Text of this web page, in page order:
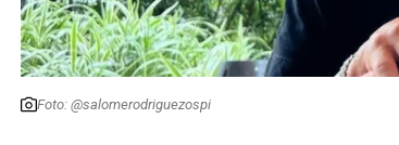
Foto: @salomerodriguezospi